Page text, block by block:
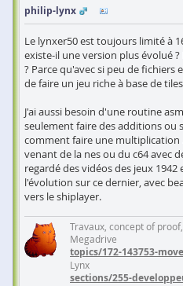
philip-lynx
Le lynxer50 est toujours limité à
existe-il une version plus évolué
? Parce qu'avec si peu de
de faire un jeu riche à base de
J'ai aussi besoin d'une routine
seulement faire des additions ou
comment faire une multiplication
venant de la nes ou du c64 avec
regardé des vidéos des jeux
l'évolution sur ce dernier, avec
vers le shiplayer.
Travaux, concept of
Megadrive
topics/172-143753-
Lynx
sections/255-